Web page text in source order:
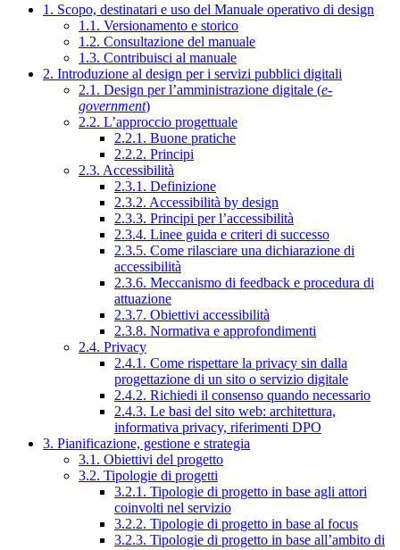
1. Scopo, destinatari e uso del Manuale operativo di design
1.1. Versionamento e storico
1.2. Consultazione del manuale
1.3. Contribuisci al manuale
2. Introduzione al design per i servizi pubblici digitali
2.1. Design per l’amministrazione digitale (e-
government)
2.2. L’approccio progettuale
2.2.1. Buone pratiche
2.2.2. Principi
2.3. Accessibilità
2.3.1. Definizione
2.3.2. Accessibilità by design
2.3.3. Principi per l’accessibilità
2.3.4. Linee guida e criteri di successo
2.3.5. Come rilasciare una dichiarazione di
accessibilità
2.3.6. Meccanismo di feedback e procedura di
attuazione
2.3.7. Obiettivi accessibilità
2.3.8. Normativa e approfondimenti
2.4. Privacy
2.4.1. Come rispettare la privacy sin dalla
progettazione di un sito o servizio digitale
2.4.2. Richiedi il consenso quando necessario
2.4.3. Le basi del sito web: architettura,
informativa privacy, riferimenti DPO
3. Pianificazione, gestione e strategia
3.1. Obiettivi del progetto
3.2. Tipologie di progetti
3.2.1. Tipologie di progetto in base agli attori
coinvolti nel servizio
3.2.2. Tipologie di progetto in base al focus
3.2.3. Tipologie di progetto in base all’ambito di